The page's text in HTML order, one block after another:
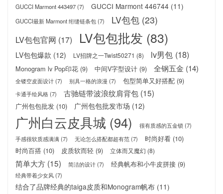
GUCCI Marmont 443497(7) GUCCI Marmont 446744 (11)
GUCCI最新 Marmont 绗缝链条包(7) LV包包 (23)
LV包包官网 (17) LV包包批发 (83)
LV包包爆款 (12) LV招牌之一Twist50271 (8) lv男包 (18)
Monogram lv Pop印花 (9) 中间V字型设计 (9) 全钢五金 (14)
全镂空皮面设计(7) 别具一格的浪漫 (7) 包型简单又好搭配 (9)
卡通手绘风格(7) 古驰链带波浪纹肩背包 (15)
广州包包批发 (10) 广州包包批发市场 (12)
广州白云皮具城 (94) 很有质感的五金锁 (7)
手感很软质感满满(7) 无论怎么搭配都超有范(7) 时尚好看 (10)
时尚百搭 (10) 皮质软而轻 (9) 立体而又魔幻 (8)
简单大方 (15) 简洁的设计(7) 经典帆布和小牛皮拼接 (9)
经典带着少女风(7)
结合了品牌经典的taiga皮质和Monogram帆布 (11)